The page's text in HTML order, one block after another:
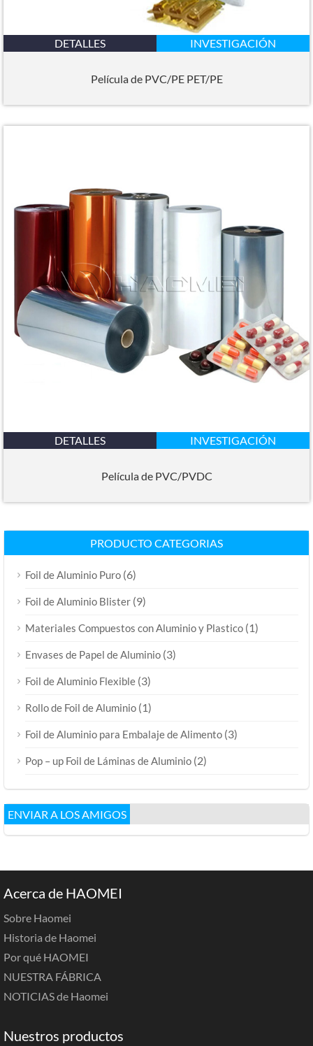
DETALLES INVESTIGACIÓN
Película de PVC/PE PET/PE
DETALLES INVESTIGACIÓN
Película de PVC/PVDC
PRODUCTO CATEGORIAS
Foil de Aluminio Puro (6)
Foil de Aluminio Blister (9)
Materiales Compuestos con Aluminio y Plastico (1)
Envases de Papel de Aluminio (3)
Foil de Aluminio Flexible (3)
Rollo de Foil de Aluminio (1)
Foil de Aluminio para Embalaje de Alimento (3)
Pop – up Foil de Láminas de Aluminio (2)
ENVIAR A LOS AMIGOS
Acerca de HAOMEI
Sobre Haomei
Historia de Haomei
Por qué HAOMEI
NUESTRA FÁBRICA
NOTICIAS de Haomei
Nuestros productos